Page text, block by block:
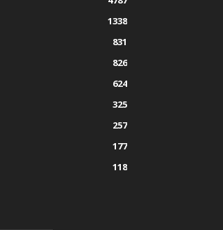
1338
831
826
624
325
257
177
118